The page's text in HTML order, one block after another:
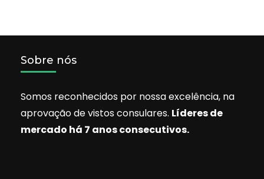
Sobre nós
Somos reconhecidos por nossa excelência, na
aprovação de vistos consulares. Líderes de
mercado há 7 anos consecutivos.